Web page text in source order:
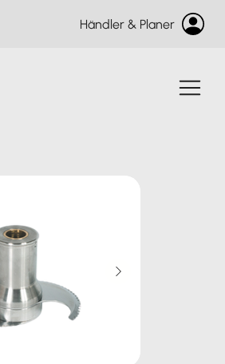
Händler & Planer